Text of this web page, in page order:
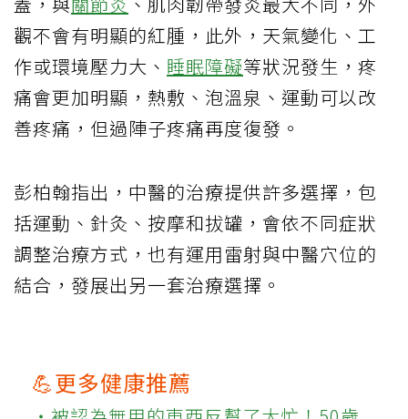
觀不會有明顯的紅腫，此外，天氣變化、工
作或環境壓力大、 睡眠障礙等狀況發生，疼
痛會更加明顯，熱敷、泡溫泉、運動可以改
善疼痛，但過陣子疼痛再度復發。
彭柏翰指出，中醫的治療提供許多選擇，包
括運動、針灸、按摩和拔罐，會依不同症狀
調整治療方式，也有運用雷射與中醫穴位的
結合，發展出另一套治療選擇。
💪更多健康推薦